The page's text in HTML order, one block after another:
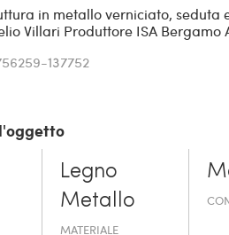
in metallo verniciato, seduta
Villari Produttore ISA Bergamo
137752
Legno
Metallo
MATERIALE